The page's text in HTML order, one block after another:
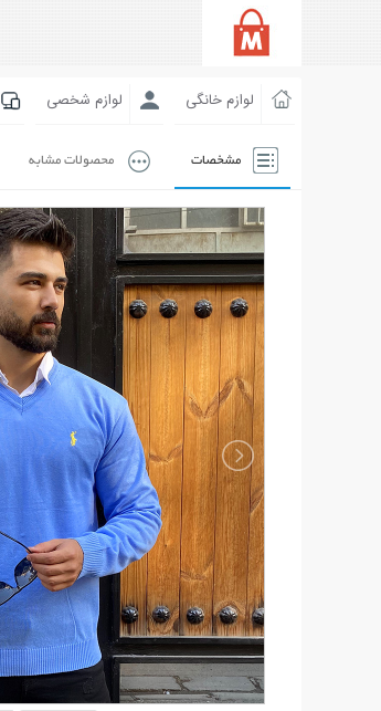
لوازم خانگی لوازم شخصی
مشخصات محصولات مشابه